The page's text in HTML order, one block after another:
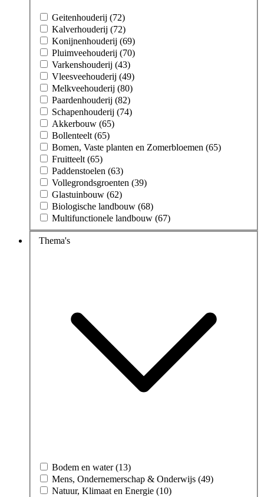
Geitenhouderij (72)
Kalverhouderij (72)
Konijnenhouderij (69)
Pluimveehouderij (70)
Varkenshouderij (43)
Vleesveehouderij (49)
Melkveehouderij (80)
Paardenhouderij (82)
Schapenhouderij (74)
Akkerbouw (65)
Bollenteelt (65)
Bomen, Vaste planten en Zomerbloemen (65)
Fruitteelt (65)
Paddenstoelen (63)
Vollegrondsgroenten (39)
Glastuinbouw (62)
Biologische landbouw (68)
Multifunctionele landbouw (67)
Thema's
Bodem en water (13)
Mens, Ondernemerschap & Onderwijs (49)
Natuur, Klimaat en Energie (10)